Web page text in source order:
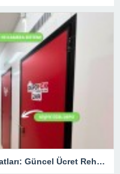
2026 İstanbul Eşya Depolama Fiyatları: Güncel Ücret Rehberi